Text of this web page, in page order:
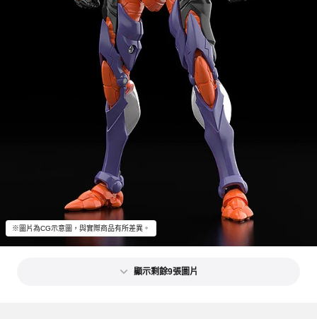
※圖片為CG示意圖，與實際商品有所差異。
顯示剩餘9張圖片